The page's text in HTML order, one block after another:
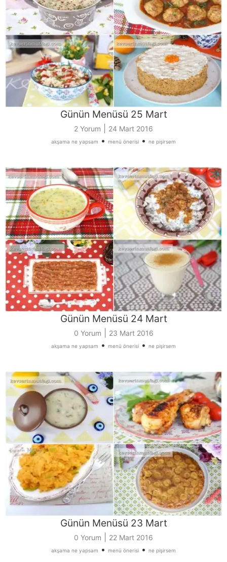
Günün Menüsü 25 Mart
2 Yorum 24 Mart 2016
akşama ne yapsam • menü önerisi • ne pişirsem
Günün Menüsü 24 Mart
0 Yorum 23 Mart 2016
akşama ne yapsam • menü önerisi • ne pişirsem
Günün Menüsü 23 Mart
0 Yorum 22 Mart 2016
akşama ne yapsam • menü önerisi • ne pişirsem